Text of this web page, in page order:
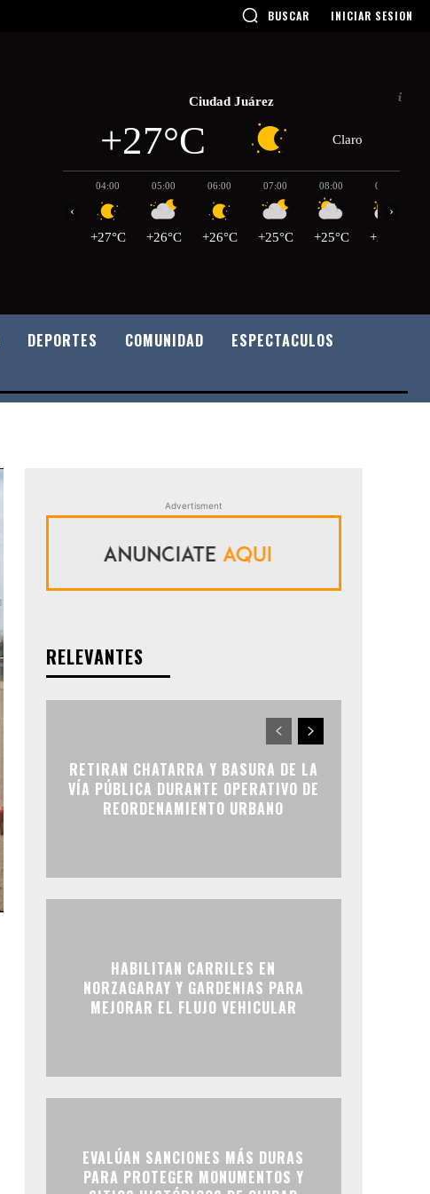
BUSCAR INICIAR SESION
Ciudad Juárez
+27°C Claro
04:00
+27°C
05:00
+26°C
06:00
+26°C
07:00
+25°C
08:00
+25°C
09:00
+27°C
‹ ›
DEPORTES COMUNIDAD
ESPECTACULOS
Advertisment
RELEVANTES
RETIRAN CHATARRA Y BASURA DE LA
VÍA PÚBLICA DURANTE OPERATIVO DE
REORDENAMIENTO URBANO
HABILITAN CARRILES EN
NORZAGARAY Y GARDENIAS PARA
MEJORAR EL FLUJO VEHICULAR
EVALÚAN SANCIONES MÁS DURAS
PARA PROTEGER MONUMENTOS Y